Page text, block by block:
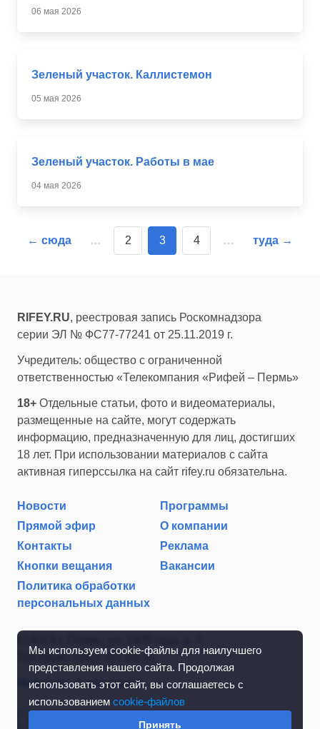
06 мая 2026
Зеленый участок. Каллистемон
05 мая 2026
Зеленый участок. Работы в мае
04 мая 2026
← сюда … 2 3 4 … туда →
Мы используем cookie-файлы для наилучшего
представления нашего сайта. Продолжая
использовать этот сайт, вы соглашаетесь с
использованием cookie-файлов
Принять
RIFEY.RU, реестровая запись Роскомнадзора
серии ЭЛ № ФС77-77241 от 25.11.2019 г.
Учредитель: общество с ограниченной
ответственностью «Телекомпания «Рифей – Пермь»
18+ Отдельные статьи, фото и видеоматериалы,
размещенные на сайте, могут содержать
информацию, предназначенную для лиц, достигших
18 лет. При использовании материалов с сайта
активная гиперссылка на сайт rifey.ru обязательна.
Новости
Программы
Прямой эфир
О компании
Контакты
Реклама
Кнопки вещания
Вакансии
Политика обработки
персональных данных
Тел./факс: (342) 267-85-35
Написать в редакцию